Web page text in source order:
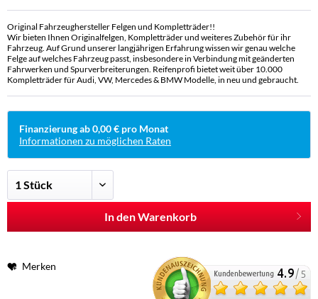
Original Fahrzeughersteller Felgen und Kompletträder!!
Wir bieten Ihnen Originalfelgen, Kompletträder und weiteres Zubehör für ihr
Fahrzeug. Auf Grund unserer langjährigen Erfahrung wissen wir genau welche
Felge auf welches Fahrzeug passt, insbesondere in Verbindung mit geänderten
Fahrwerken und Spurverbreiterungen. Reifenprofi bietet weit über 10.000
Kompletträder für Audi, VW, Mercedes & BMW Modelle, in neu und gebraucht.
Finanzierung ab 0,00 € pro Monat
Informationen zu möglichen Raten
In den Warenkorb
Merken